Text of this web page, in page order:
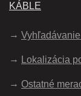
KÁBLE
Lokalizácia
Ostatné